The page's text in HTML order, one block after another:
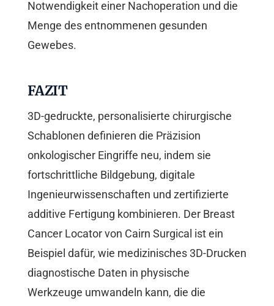
Notwendigkeit einer Nachoperation und die
Menge des entnommenen gesunden
Gewebes.
FAZIT
3D-gedruckte, personalisierte chirurgische
Schablonen definieren die Präzision
onkologischer Eingriffe neu, indem sie
fortschrittliche Bildgebung, digitale
Ingenieurwissenschaften und zertifizierte
additive Fertigung kombinieren. Der Breast
Cancer Locator von Cairn Surgical ist ein
Beispiel dafür, wie medizinisches 3D-Drucken
diagnostische Daten in physische
Werkzeuge umwandeln kann, die die